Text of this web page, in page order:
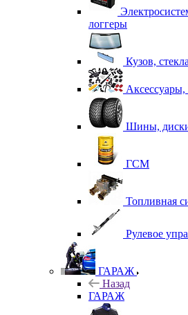
логгеры
Кузов,
Шины,
ГСМ
Топливная
Рулевое
ГАРАЖ
Назад
ГАРАЖ